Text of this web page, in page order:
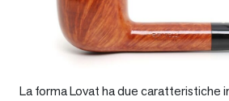
La forma Lovat ha due caratteristiche